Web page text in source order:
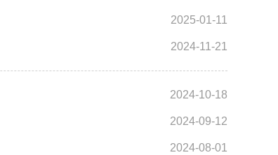
2025-01-11
2024-11-21
2024-10-18
2024-09-12
2024-08-01